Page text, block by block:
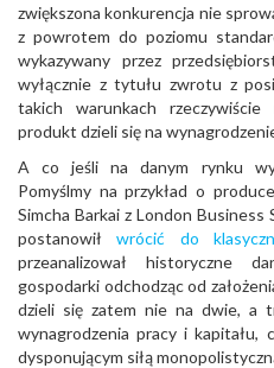
zwiększona konkurencja nie
z powrotem do poziomu
wykazywany przez
wyłącznie z tytułu zwrotu z
takich warunkach
produkt dzieli się na
A co jeśli na danym rynku
Pomyślmy na przykład o
Simcha Barkai z London
postanowiłwrócić do
przeanalizował historyczne
gospodarki odchodząc od
dzieli się zatem nie na dwie, a
wynagrodzenia pracy i kapitału,
dysponującym siłą